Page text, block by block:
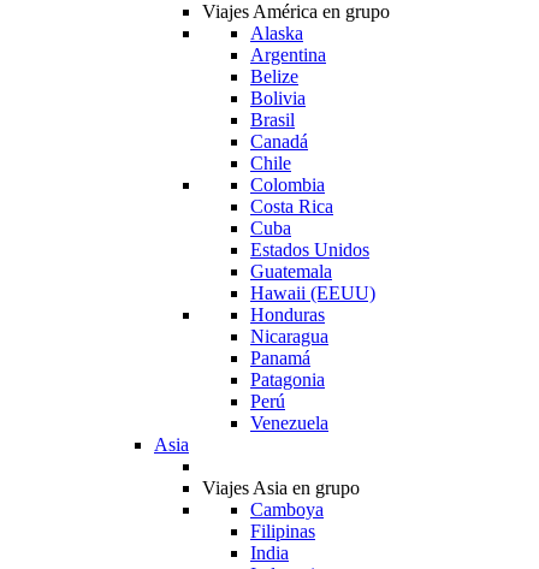
Viajes América en grupo
Alaska
Argentina
Belize
Bolivia
Brasil
Canadá
Chile
Colombia
Costa Rica
Cuba
Estados Unidos
Guatemala
Hawaii (EEUU)
Honduras
Nicaragua
Panamá
Patagonia
Perú
Venezuela
Asia
Viajes Asia en grupo
Camboya
Filipinas
India